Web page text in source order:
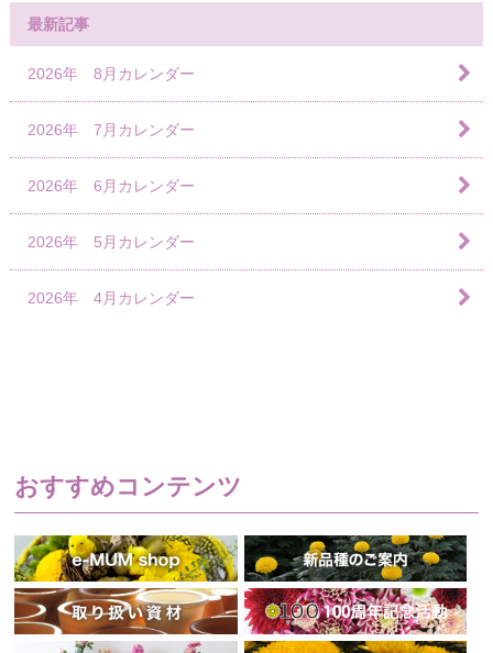
最新記事
2026年 8月カレンダー
2026年 7月カレンダー
2026年 6月カレンダー
2026年 5月カレンダー
2026年 4月カレンダー
おすすめコンテンツ